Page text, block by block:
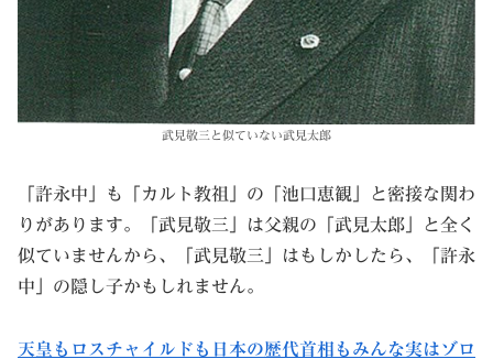
武見敬三と似ていない武見太郎
「許永中」も「カルト教祖」の「池口恵観」と密接な関わ
りがあります。「武見敬三」は父親の「武見太郎」と全く
似ていませんから、「武見敬三」はもしかしたら、「許永
中」の隠し子かもしれません。
天皇もロスチャイルドも日本の歴代首相もみんな実はゾロ